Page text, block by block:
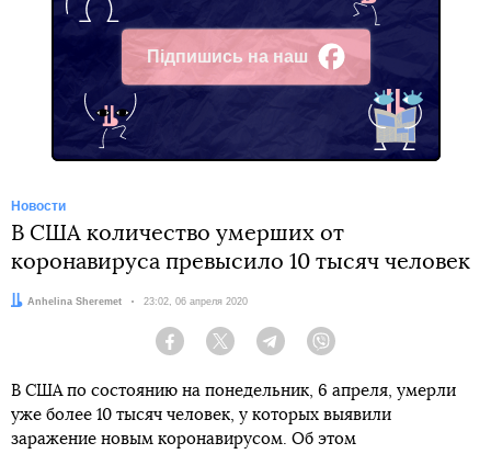
Підпишись на наш
Facebook
Новости
В США количество умерших от
коронавируса превысило 10 тысяч человек
Автор:
Anhelina Sheremet Дата:
23:02, 06 апреля 2020
Facebook Twitter Telegram
В США по состоянию на понедельник, 6 апреля, умерли
уже более 10 тысяч человек, у которых выявили
заражение новым коронавирусом. Об этом